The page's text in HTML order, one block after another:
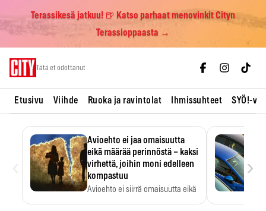
Terassikesä jatkuu! 🍺 Katso parhaat menovinkit Cityn
Terassioppaasta →
Tätä et odottanut
Etusivu Viihde Ruoka ja ravintolat Ihmissuhteet SYÖ!-
Avioehto ei jaa omaisuutta
eikä määrää perinnöstä – kaksi
virhettä, joihin moni edelleen
kompastuu
Avioehto ei siirrä omaisuutta eikä
›